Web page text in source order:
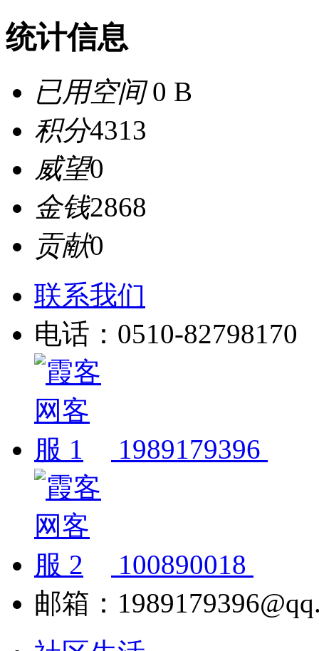
统计信息
已用空间0 B
积分4313
威望0
金钱2868
贡献0
联系我们
电话：0510-82798170
1989179396
100890018
邮箱：